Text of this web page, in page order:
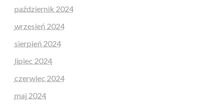
październik 2024
wrzesień 2024
sierpień 2024
lipiec 2024
czerwiec 2024
maj 2024